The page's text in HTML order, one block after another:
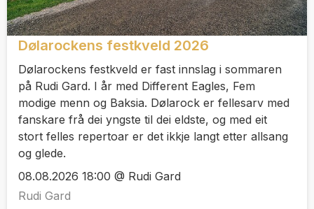
Dølarockens festkveld 2026
Dølarockens festkveld er fast innslag i sommaren
på Rudi Gard. I år med Different Eagles, Fem
modige menn og Baksia. Dølarock er fellesarv med
fanskare frå dei yngste til dei eldste, og med eit
stort felles repertoar er det ikkje langt etter allsang
og glede.
08.08.2026 18:00 @ Rudi Gard
Rudi Gard